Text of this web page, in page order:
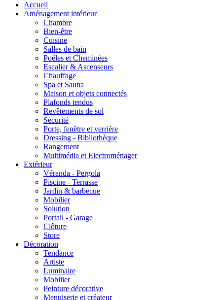
Accueil
Aménagement intérieur
Chambre
Bien-être
Cuisine
Salles de bain
Poêles et Cheminées
Escalier & Ascenseurs
Chauffage
Spa et Sauna
Maison et objets connectés
Plafonds tendus
Revêtements de sol
Sécurité
Porte, fenêtre et verrière
Dressing - Bibliothèque
Rangement
Multimédia et Electroménager
Extérieur
Véranda - Pergola
Piscine - Terrasse
Jardin & barbecue
Mobilier
Solution
Portail - Garage
Clôture
Store
Décoration
Tendance
Artiste
Luminaire
Mobilier
Peinture décorative
Menuiserie et créateur